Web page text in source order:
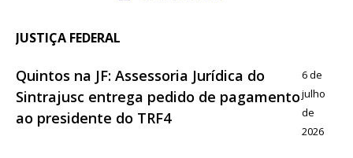
JUSTIÇA FEDERAL
Quintos na JF: Assessoria Jurídica do
Sintrajusc entrega pedido de pagamento
ao presidente do TRF4
6 de
julho
de
2026